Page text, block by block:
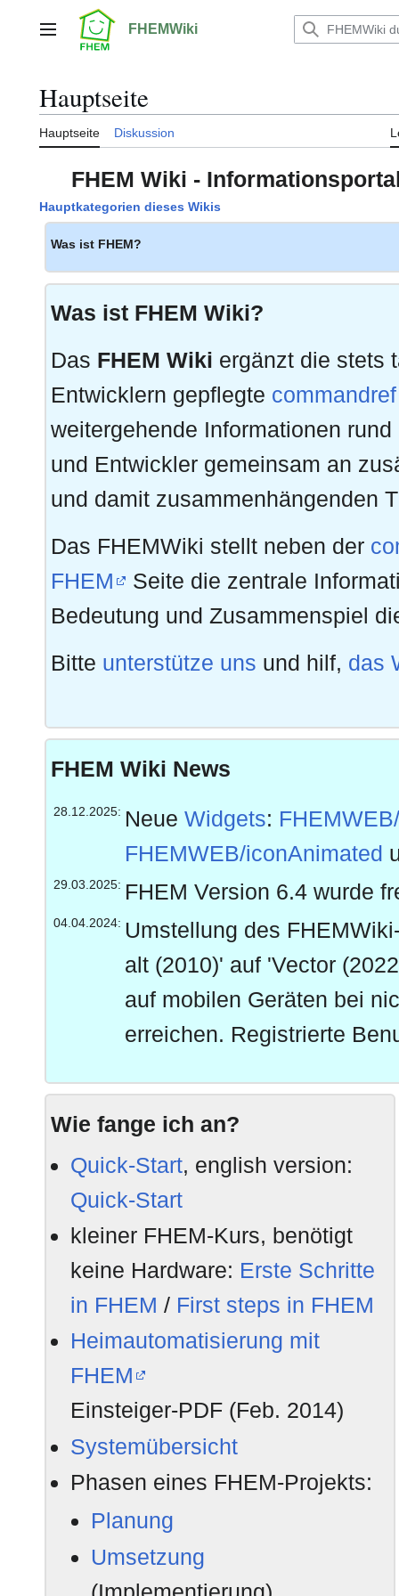
springenHauptmenü FHEMWiki
Hauptseite
Hauptseite Diskussion
FHEM Wiki -
Hauptkategorien dieses Wikis
Was ist FHEM?
Wie fange ich an?
Quick-Start, english version:
Quick-Start
kleiner FHEM-Kurs, benötigt
keine Hardware: Erste Schritte
in FHEM / First steps in FHEM
Heimautomatisierung mit
FHEM
Einsteiger-PDF (Feb. 2014)
Systemübersicht
Phasen eines FHEM-Projekts:
Planung
Umsetzung
FHEM Wiki News
28.12.2025: Neue Widgets:
FHEMWEB/iconAnimated
29.03.2025: FHEM Version 6.4 wurde
04.04.2024: Umstellung des
alt (2010)' auf 'Vector
auf mobilen Geräten bei
erreichen. Registrierte
diesem Forenbeitrag
14.08.2023: FTUI3 AutomowerConnect
einbinden.
28.06.2023:
FTUI2 Widget
FHEM Wiki ist auf einen
jetzt auf aktueller
Unterstützung.
Neues Modul -
Husqvarnas Mähroboter
FHEM Version 6.2 wurde
diesem Forenbeitrag
Was ist FHEM Wiki?
Das FHEM Wiki ergänzt die stets
Entwicklern gepflegte commandref
weitergehende Informationen
und Entwickler gemeinsam an
und damit zusammenhängenden
Das FHEMWiki stellt neben der
FHEM
Seite die zentrale
Bedeutung und Zusammenspiel
Bitte unterstütze uns und hilf, das